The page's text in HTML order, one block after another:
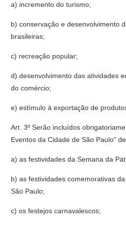
a) incremento do turismo;
b) conservação e desenvolvimento
brasileiras;
c) recreação popular;
d) desenvolvimento das atividades
do comércio;
e) estímulo à exportação de
Art. 3º Serão incluídos
Eventos da Cidade de São Paulo"
a) as festividades da Semana da
b) as festividades comemorativas
São Paulo;
c) os festejos carnavalescos;